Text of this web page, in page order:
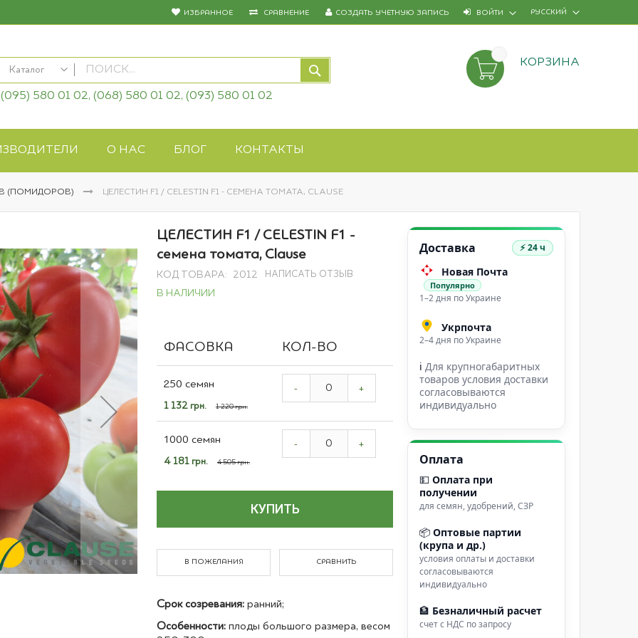
РУССКИЙ
ИЗБРАННОЕ СРАВНЕНИЕ ВОЙТИ
СОЗДАТЬ УЧЕТНУЮ ЗАПИСЬ
Каталог
КАТАЛОГ
Укрывные материалы
Товары для дома
Крупы оптом
Полевые культуры
(095) 580 01 02, (068) 580 01 02, (093) 580 01 02
КОРЗИНА
О НАС БЛОГ КОНТАКТЫ
(ПОМИДОРОВ) ЦЕЛЕСТИН F1 / CELESTIN F1 - СЕМЕНА ТОМАТА, CLAUSE
ЦЕЛЕСТИН F1 / CELESTIN F1 -
семена томата, Clause
КОД ТОВАРА 2012 НАПИСАТЬ ОТЗЫВ
В НАЛИЧИИ
product
ФАСОВКА КОЛ-ВО
250 семян
Специальная
1 132 грн. 1 220 грн.
- +
1000 семян
Специальная
4 181 грн. 4 505 грн.
- +
КУПИТЬ
В ПОЖЕЛАНИЯ СРАВНИТЬ
Срок созревания:ранний;
Особенности:плоды большого размера, весом
Доставка ⚡ 24 ч
Новая Почта
Популярно
1–2 дня по Украине
Укрпочта
2–4 дня по Украине
ℹДля крупногабаритных
товаров условия доставки
согласовываются
индивидуально
Оплата
💵Оплата при
получении
для семян, удобрений, СЗР
📦Оптовые партии
(крупа и др.)
условия оплаты и доставки
согласовываются
индивидуально
🏦 Безналичный расчет
счет с НДС по запросу